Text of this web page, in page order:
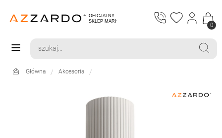
0
Główna Akcesoria